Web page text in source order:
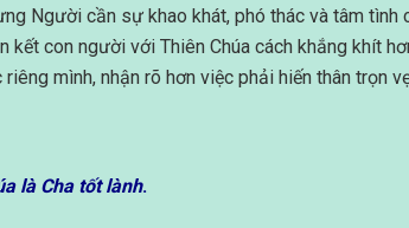
Người cần sự khao khát, phó thác và tâm
kết con người với Thiên Chúa cách khắng khít
mình, nhận rõ hơn việc phải hiến thân trọn
là Cha tốt lành.